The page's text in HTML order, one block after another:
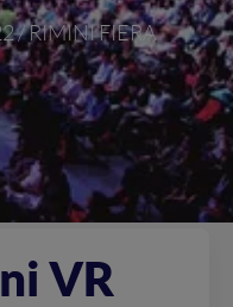
/ RIMINI FIERA
VR